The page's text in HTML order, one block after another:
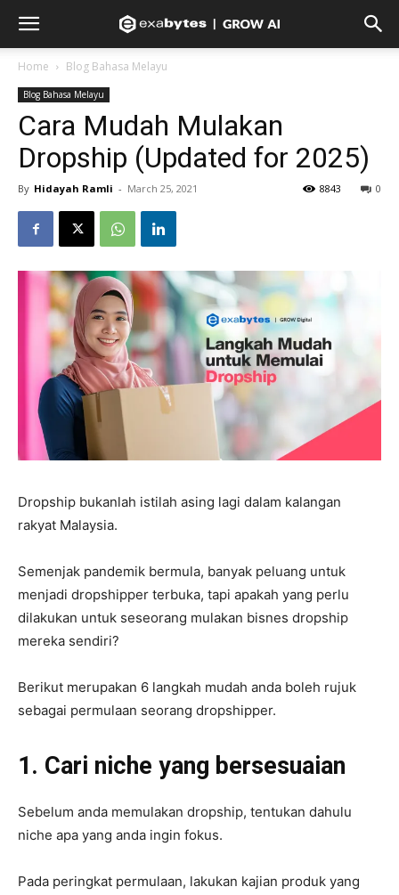
Home Blog Bahasa Melayu
Blog Bahasa Melayu
Cara Mudah Mulakan
Dropship (Updated for 2025)
By Hidayah Ramli - March 25, 2021 0
8843
Dropship bukanlah istilah asing lagi dalam kalangan
rakyat Malaysia.
Semenjak pandemik bermula, banyak peluang untuk
menjadi dropshipper terbuka, tapi apakah yang perlu
dilakukan untuk seseorang mulakan bisnes dropship
mereka sendiri?
Berikut merupakan 6 langkah mudah anda boleh rujuk
sebagai permulaan seorang dropshipper.
1. Cari niche yang bersesuaian
Sebelum anda memulakan dropship, tentukan dahulu
niche apa yang anda ingin fokus.
Pada peringkat permulaan, lakukan kajian produk yang